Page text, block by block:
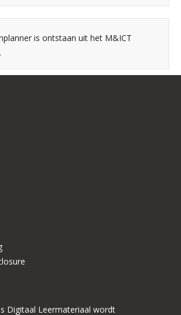
is ontstaan uit het M&ICT
Digitaal Leermateriaal wordt